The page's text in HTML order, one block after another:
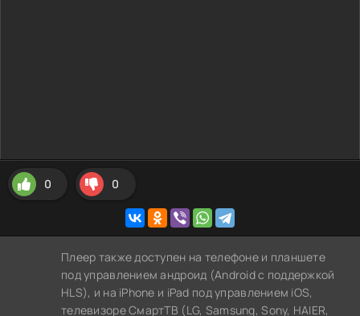
0 0
Плеер также доступен на телефоне и планшете
под управлением андроид (Android с поддержкой
HLS), и на iPhone и iPad под управлением iOS,
телевизоре СмартТВ (LG, Samsung, Sony, HAIER,